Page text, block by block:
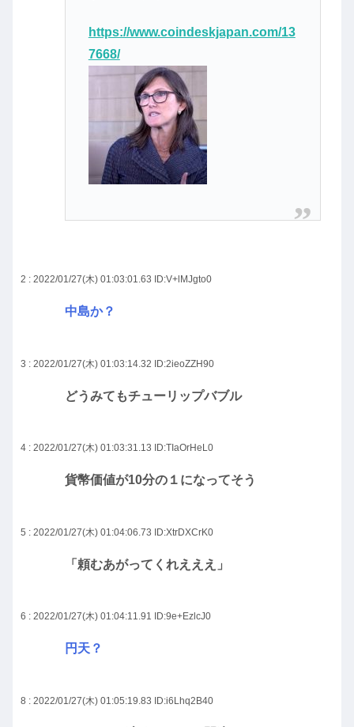
https://www.coindeskjapan.com/13
7668/
2 : 2022/01/27(木) 01:03:01.63 ID:V+lMJgto0
中島か？
3 : 2022/01/27(木) 01:03:14.32 ID:2ieoZZH90
どうみてもチューリップバブル
4 : 2022/01/27(木) 01:03:31.13 ID:TIaOrHeL0
貨幣価値が10分の１になってそう
5 : 2022/01/27(木) 01:04:06.73 ID:XtrDXCrK0
「頼むあがってくれえええ」
6 : 2022/01/27(木) 01:04:11.91 ID:9e+EzlcJ0
円天？
8 : 2022/01/27(木) 01:05:19.83 ID:i6Lhq2B40